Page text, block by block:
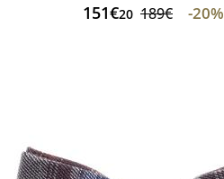
151€20 189€ -20%